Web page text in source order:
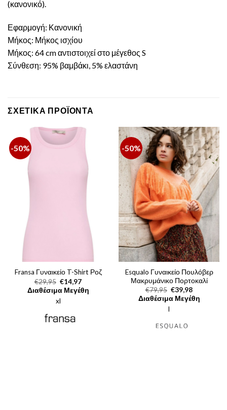
(κανονικό).
Εφαρμογή: Κανονική
Μήκος: Μήκος ισχίου
Μήκος: 64 cm αντιστοιχεί στο μέγεθος S
Σύνθεση: 95% βαμβάκι, 5% ελαστάνη
ΣΧΕΤΙΚΆ ΠΡΟΪΌΝΤΑ
-50%
Fransa Γυναικείο T-Shirt Ροζ
€29,95 Original
price
was:
€29,95.
€14,97Η
τρέχουσα
τιμή
Διαθέσιμα Μεγέθη
xl
-50%
Esqualo Γυναικείο Πουλόβερ
Μακρυμάνικο Πορτοκαλί
€79,95 Original
price
was:
€39,98Η
τρέχουσα
τιμή
Διαθέσιμα Μεγέθη
l